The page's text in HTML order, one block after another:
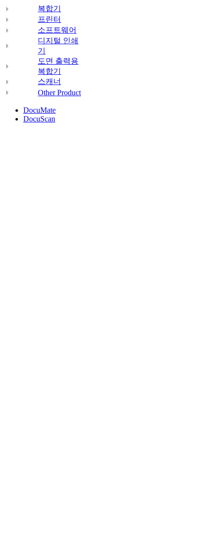
복합기
프린터
소프트웨어
디지털 인쇄
기
도면 출력용
복합기
스캐너
Other Product
DocuMate
DocuScan